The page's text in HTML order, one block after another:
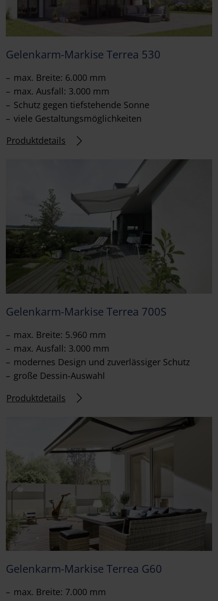
Gelenkarm-Markise Terrea 530
max. Breite: 6.000 mm
max. Ausfall: 3.000 mm
Schutz gegen tiefstehende Sonne
viele Gestaltungsmöglichkeiten
Produktdetails
Gelenkarm-Markise Terrea 700S
max. Breite: 5.960 mm
max. Ausfall: 3.000 mm
modernes Design und zuverlässiger Schutz
große Dessin-Auswahl
Produktdetails
Gelenkarm-Markise Terrea G60
max. Breite: 7.000 mm